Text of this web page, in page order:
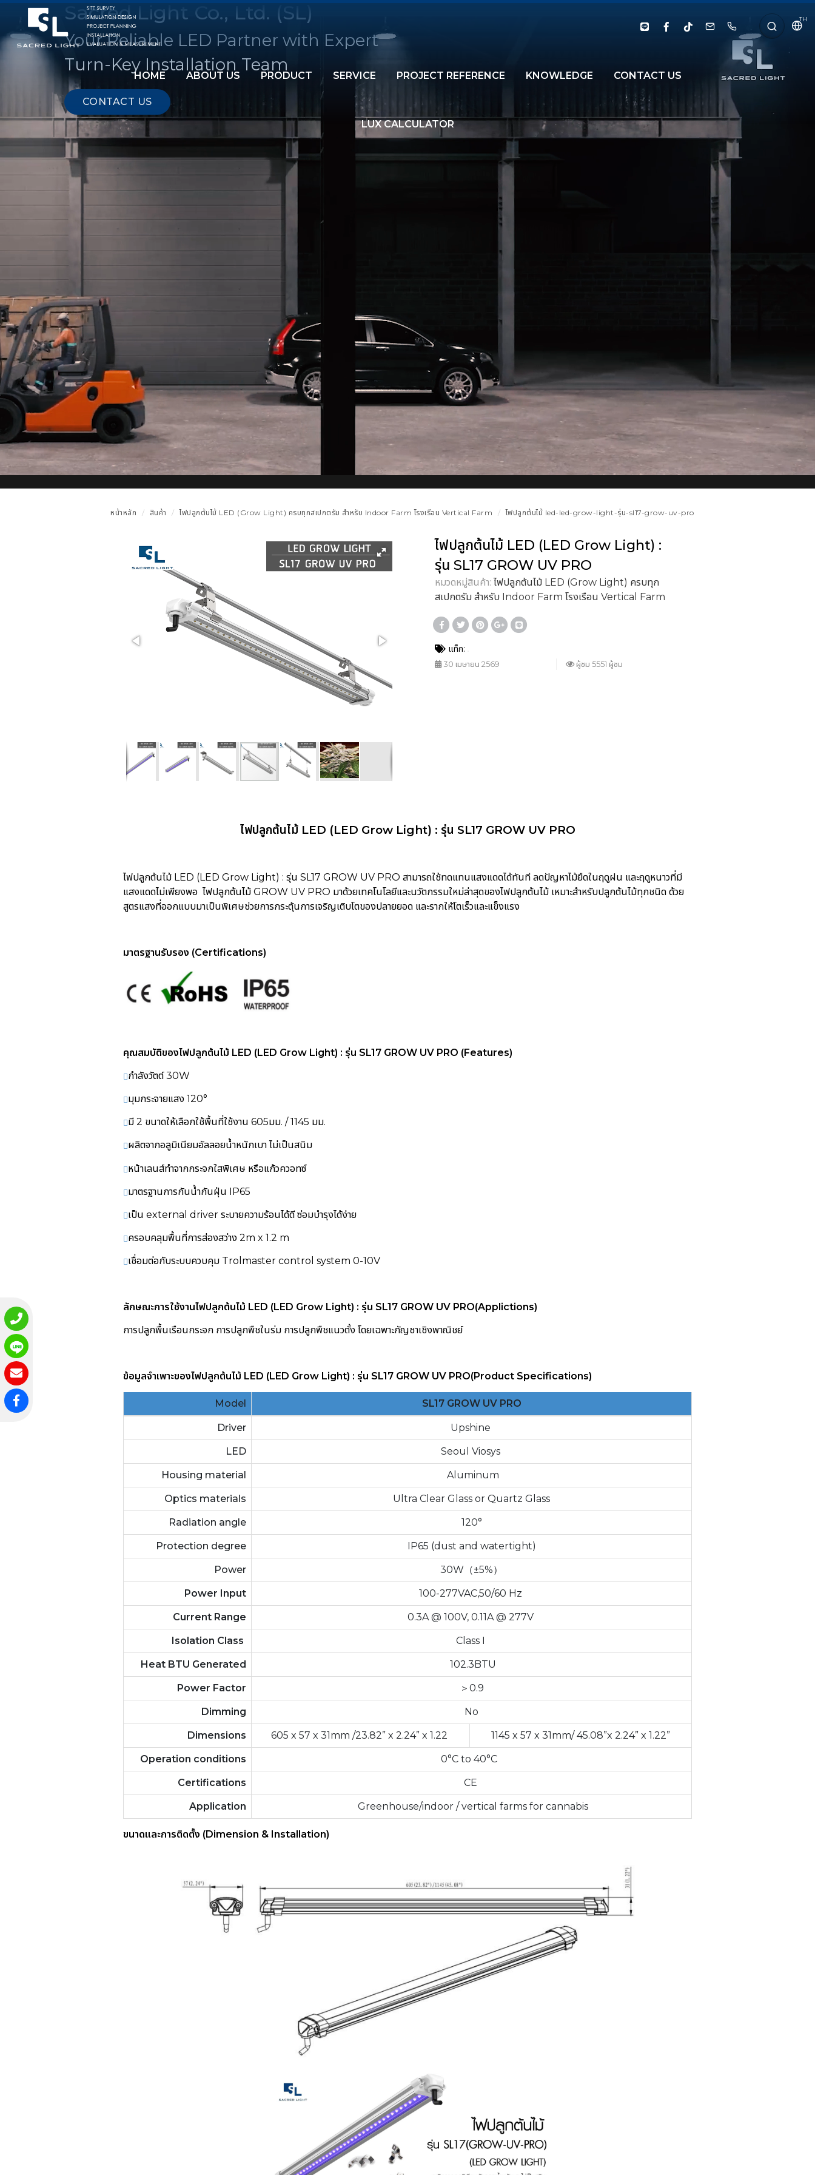
TH
HOME ABOUT US PRODUCT SERVICE PROJECT REFERENCE KNOWLEDGE CONTACT US
LUX CALCULATOR
Sacred Light Co., Ltd. (SL)
Your Reliable LED Partner with Expert
Turn-Key Installation Team
CONTACT US
หน้าหลัก สินค้า ไฟปลูกต้นไม้ LED (Grow Light) ครบทุกสเปกตรัม สำหรับ Indoor Farm โรงเรือน Vertical Farm ไฟปลูกต้นไม้ led-led-grow-light-รุ่น-sl17-grow-uv-pro
ไฟปลูกต้นไม้ LED (LED Grow Light) :
รุ่น SL17 GROW UV PRO
หมวดหมู่สินค้า: ไฟปลูกต้นไม้ LED (Grow Light) ครบทุก
สเปกตรัม สำหรับ Indoor Farm โรงเรือน Vertical Farm
แท็ก:
30 เมษายน 2569 ผู้ชม 5551 ผู้ชม
ไฟปลูกต้นไม้ LED (LED Grow Light) : รุ่น SL17 GROW UV PRO
ไฟปลูกต้นไม้ LED (LED Grow Light) : รุ่น SL17 GROW UV PRO สามารถใช้ทดแทนแสงแดดได้ทันที ลดปัญหาไม้ยืดในฤดูฝน และฤดูหนาวที่มี
แสงแดดไม่เพียงพอ ไฟปลูกต้นไม้ GROW UV PRO มาด้วยเทคโนโลยีและนวัตกรรมใหม่ล่าสุดของไฟปลูกต้นไม้ เหมาะสำหรับปลูกต้นไม้ทุกชนิด ด้วย
สูตรแสงที่ออกแบบมาเป็นพิเศษช่วยการกระตุ้นการเจริญเติบโตของปลายยอด และรากให้โตเร็วและแข็งแรง
มาตรฐานรับรอง (Certifications)
คุณสมบัติของไฟปลูกต้นไม้ LED (LED Grow Light) : รุ่น SL17 GROW UV PRO (Features)
กำลังวัตต์ 30W
มุมกระจายแสง 120°
มี 2 ขนาดให้เลือกใช้พื้นที่ใช้งาน 605มม. / 1145 มม.
ผลิตจากอลูมิเนียมอัลลอยน้ำหนักเบา ไม่เป็นสนิม
หน้าเลนส์ทำจากกระจกใสพิเศษ หรือแก้วควอทซ์
มาตรฐานการกันน้ำกันฝุ่น IP65
เป็น external driver ระบายความร้อนได้ดี ซ่อมบำรุงได้ง่าย
ครอบคลุมพื้นที่การส่องสว่าง 2m x 1.2 m
เชื่อมต่อกับระบบควบคุม Trolmaster control system 0-10V
ลักษณะการใช้งานไฟปลูกต้นไม้ LED (LED Grow Light) : รุ่น SL17 GROW UV PRO(Applictions)
การปลูกพื้นเรือนกระจก การปลูกพืชในร่ม การปลูกพืชแนวตั้ง โดยเฉพาะกัญชาเชิงพาณิชย์
ข้อมูลจำเพาะของไฟปลูกต้นไม้ LED (LED Grow Light) : รุ่น SL17 GROW UV PRO(Product Specifications)
Model SL17 GROW UV PRO
Driver Upshine
LED Seoul Viosys
Housing material Aluminum
Optics materials Ultra Clear Glass or Quartz Glass
Radiation angle 120°
Protection degree IP65 (dust and watertight)
Power 30W（±5%）
Power Input 100-277VAC,50/60 Hz
Current Range 0.3A @ 100V, 0.11A @ 277V
Isolation Class Class I
Heat BTU Generated 102.3BTU
Power Factor ＞0.9
Dimming No
Dimensions 605 x 57 x 31mm /23.82” x 2.24” x 1.22 1145 x 57 x 31mm/ 45.08”x 2.24” x 1.22”
Operation conditions 0°C to 40°C
Certifications CE
Application Greenhouse/indoor / vertical farms for cannabis
ขนาดและการติดตั้ง (Dimension & Installation)